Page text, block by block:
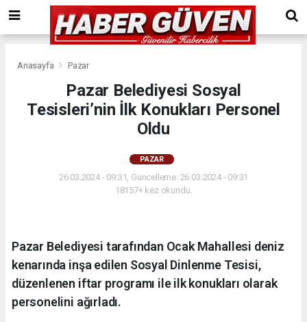
Anasayfa Pazar
Pazar Belediyesi Sosyal
Tesisleri’nin İlk Konukları Personel
Oldu
PAZAR
26.03.2024 - 09:31, Güncelleme: 26.03.2024 - 09:31
18157+ kez okundu.
Pazar Belediyesi tarafından Ocak Mahallesi deniz
kenarında inşa edilen Sosyal Dinlenme Tesisi,
düzenlenen iftar programı ile ilk konukları olarak
personelini ağırladı.